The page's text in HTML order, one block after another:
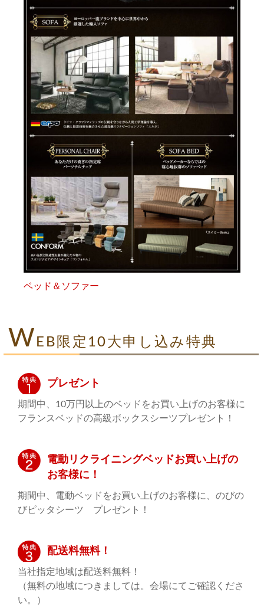
ベッド＆ソファー
W EB限定10大申し込み特典
プレゼント
期間中、10万円以上のベッドをお買い上げのお客様に
フランスベッドの高級ボックスシーツプレゼント！
電動リクライニングベッドお買い上げの
お客様に！
期間中、電動ベッドをお買い上げのお客様に、のびの
びピッタシーツ プレゼント！
配送料無料！
当社指定地域は配送料無料！
（無料の地域につきましては。会場にてご確認くださ
い。）